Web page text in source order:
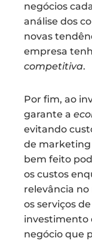
negócios
análise dos
novas
empresa
competitiva.
Por fim, ao
garante a
evitando
de marketing
bem feito
os custos
relevância
os serviços
investimento
negócio que